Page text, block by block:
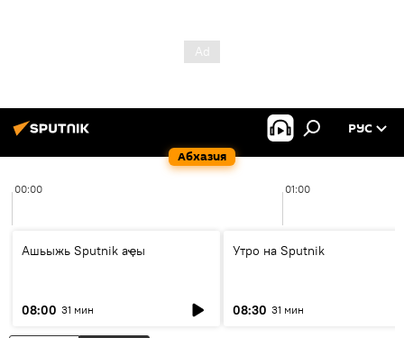
Абхазия
РУС
00:00 01:00
Ашьыжь Sputnik аҿы
08:00 31 мин
Утро на Sputnik
08:30 31 мин